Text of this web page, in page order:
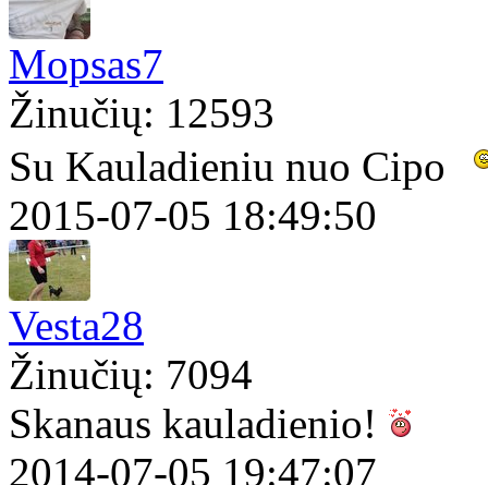
Mopsas7
Žinučių: 12593
Su Kauladieniu nuo Cipo
2015-07-05 18:49:50
Vesta28
Žinučių: 7094
Skanaus kauladienio!
2014-07-05 19:47:07